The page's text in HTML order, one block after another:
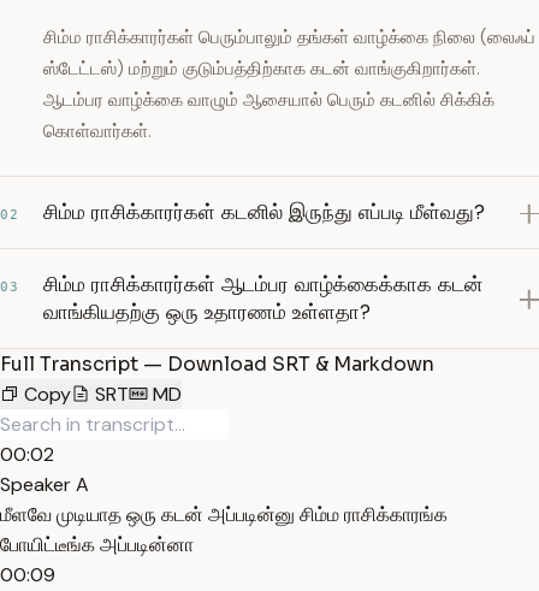
சிம்ம ராசிக்காரர்கள் பெரும்பாலும் தங்கள் வாழ்க்கை நிலை (லைஃப்
ஸ்டேட்டஸ்) மற்றும் குடும்பத்திற்காக கடன் வாங்குகிறார்கள்.
ஆடம்பர வாழ்க்கை வாழும் ஆசையால் பெரும் கடனில் சிக்கிக்
கொள்வார்கள்.
02 சிம்ம ராசிக்காரர்கள் கடனில் இருந்து எப்படி மீள்வது?
03
சிம்ம ராசிக்காரர்கள் ஆடம்பர வாழ்க்கைக்காக கடன்
வாங்கியதற்கு ஒரு உதாரணம் உள்ளதா?
Full Transcript — Download SRT & Markdown
Copy
SRT MD
00:02
Speaker A
மீளவே முடியாத ஒரு கடன் அப்படின்னு சிம்ம ராசிக்காரங்க
போயிட்டீங்க அப்படின்னா
00:09